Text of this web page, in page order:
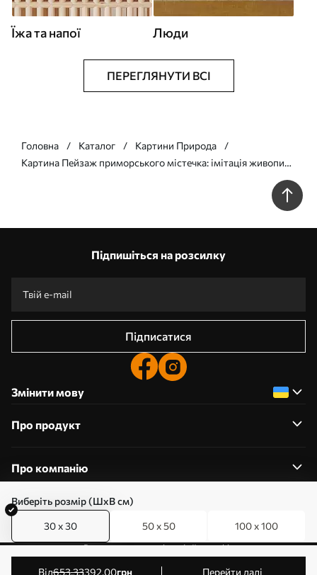
Виберіть розмір (ШхВ см)
30 x 30 50 x 50 100 x 100
від653.33392.00грн Перейти далі
Їжа та напої Люди
ПЕРЕГЛЯНУТИ ВСІ
Головна Каталог
Картини Природа
Картина Пейзаж приморського містечка: імітація живопису
Підпишіться на розсилку
Підписатися
Змінити мову
Про продукт
Про компанію
0800357223
Редагування дозволів на файли cookie
© 2011-2026 Art-holst. Усі права захищені. Власник: